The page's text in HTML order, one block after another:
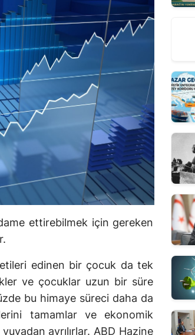
ettirebilmek için gereken
edinen bir çocuk da tek
ve çocuklar uzun bir süre
bu himaye süreci daha da
tamamlar ve ekonomik
ayrılırlar. ABD Hazine